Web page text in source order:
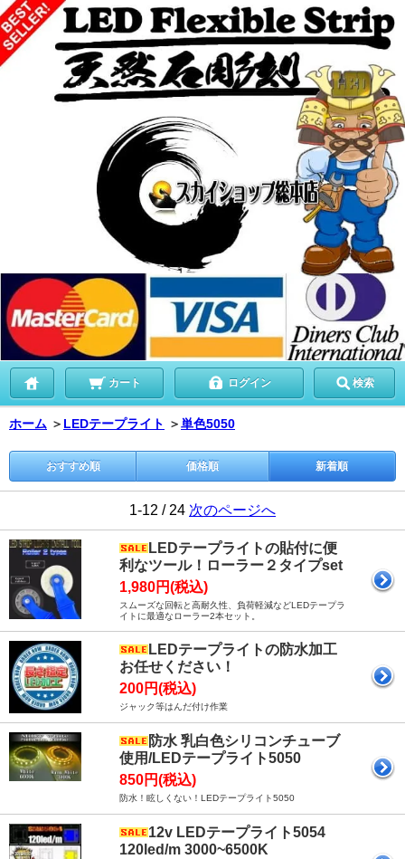
カート ログイン 検索
ホーム ＞ LEDテープライト ＞単色5050
おすすめ順 価格順 新着順
1-12 / 24 次のページへ
LEDテープライトの貼付に便
利なツール！ローラー２タイプset
1,980円(税込)
スムーズな回転と高耐久性、負荷軽減などLEDテープラ
イトに最適なローラー2本セット。
LEDテープライトの防水加工
お任せください！
200円(税込)
ジャック等はんだ付け作業
防水 乳白色シリコンチューブ
使用/LEDテープライト5050
850円(税込)
防水！眩しくない！LEDテープライト5050
12v LEDテープライト5054
120led/m 3000~6500K